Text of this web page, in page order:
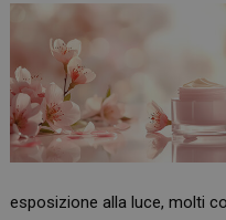
esposizione alla luce, molti